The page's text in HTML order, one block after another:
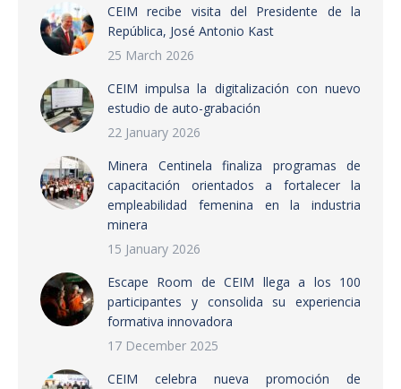
CEIM recibe visita del Presidente de la
República, José Antonio Kast
25 March 2026
CEIM impulsa la digitalización con nuevo
estudio de auto-grabación
22 January 2026
Minera Centinela finaliza programas de
capacitación orientados a fortalecer la
empleabilidad femenina en la industria
minera
15 January 2026
Escape Room de CEIM llega a los 100
participantes y consolida su experiencia
formativa innovadora
17 December 2025
CEIM celebra nueva promoción de